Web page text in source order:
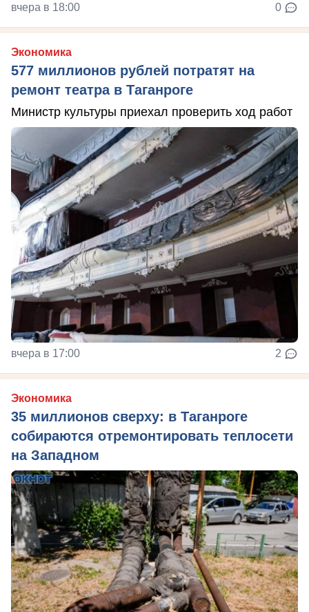
вчера в 18:00 0
Экономика
577 миллионов рублей потратят на
ремонт театра в Таганроге
Министр культуры приехал проверить ход работ
вчера в 17:00 2
Экономика
35 миллионов сверху: в Таганроге
собираются отремонтировать теплосети
на Западном